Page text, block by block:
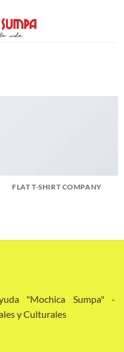
FLAT T-SHIRT COMPANY
"Mochica Sumpa" -
y Culturales